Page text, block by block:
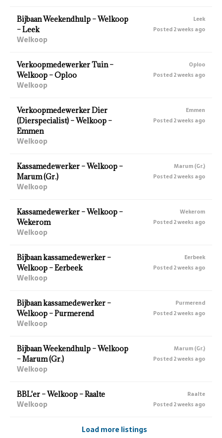
Bijbaan Weekendhulp – Welkoop
– Leek
Welkoop
Leek
Posted 2 weeks ago
Verkoopmedewerker Tuin –
Welkoop – Oploo
Welkoop
Oploo
Posted 2 weeks ago
Verkoopmedewerker Dier
(Dierspecialist) – Welkoop –
Emmen
Welkoop
Emmen
Posted 2 weeks ago
Kassamedewerker – Welkoop –
Marum (Gr.)
Welkoop
Marum (Gr.)
Posted 2 weeks ago
Kassamedewerker – Welkoop –
Wekerom
Welkoop
Wekerom
Posted 2 weeks ago
Bijbaan kassamedewerker –
Welkoop – Eerbeek
Welkoop
Eerbeek
Posted 2 weeks ago
Bijbaan kassamedewerker –
Welkoop – Purmerend
Welkoop
Purmerend
Posted 2 weeks ago
Bijbaan Weekendhulp – Welkoop
– Marum (Gr.)
Welkoop
Marum (Gr.)
Posted 2 weeks ago
BBL'er – Welkoop – Raalte
Welkoop
Raalte
Posted 2 weeks ago
Load more listings